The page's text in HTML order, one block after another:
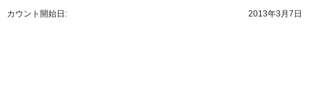
2013年3月7日
カウント開始日: